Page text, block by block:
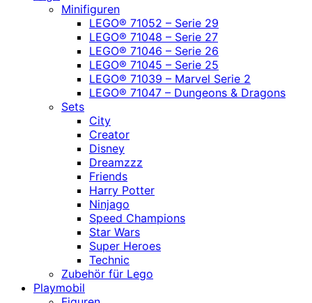
Minifiguren
LEGO® 71052 – Serie 29
LEGO® 71048 – Serie 27
LEGO® 71046 – Serie 26
LEGO® 71045 – Serie 25
LEGO® 71039 – Marvel Serie 2
LEGO® 71047 – Dungeons & Dragons
Sets
City
Creator
Disney
Dreamzzz
Friends
Harry Potter
Ninjago
Speed Champions
Star Wars
Super Heroes
Technic
Zubehör für Lego
Playmobil